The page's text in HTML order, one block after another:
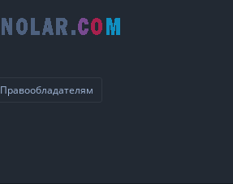
Правообладателям